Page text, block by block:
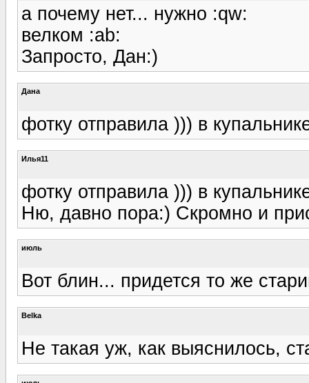
а почему нет... нужно :qw:
велком :ab:
Запросто, Дан:)
Дана
фотку отправила ))) в
Илья11
фотку отправила ))) в
Ню, давно пора:) Скромно и
июль
Вот блин... придется то же
Belka
Не такая уж, как выяснилось,